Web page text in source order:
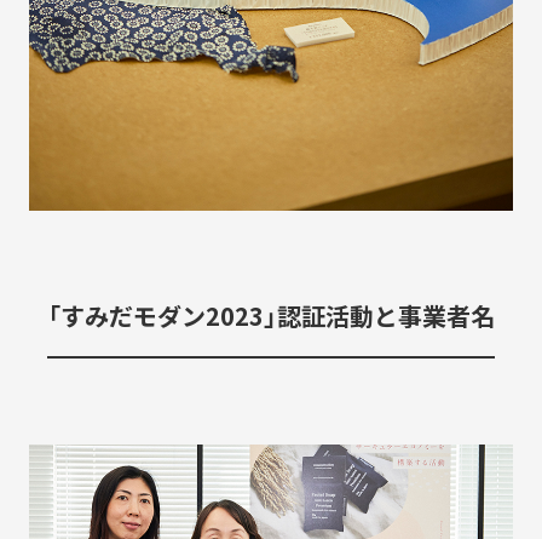
「すみだモダン2023」認証活動と事業者名